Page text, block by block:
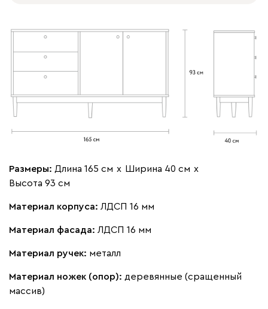
Размеры: Длина 165 см х Ширина 40 см х
Высота 93 см
Материал корпуса: ЛДСП 16 мм
Материал фасада: ЛДСП 16 мм
Материал ручек: металл
Материал ножек (опор): деревянные (сращенный
массив)